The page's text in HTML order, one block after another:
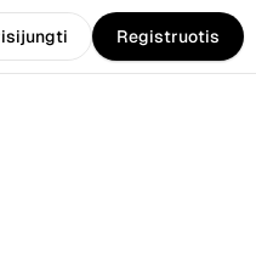
Registruotis